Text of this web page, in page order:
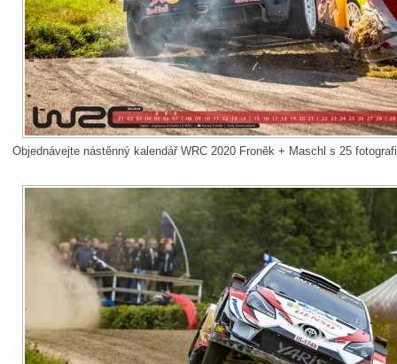
Objednávejte nástěnný kalendář WRC 2020 Froněk + Maschl s 25